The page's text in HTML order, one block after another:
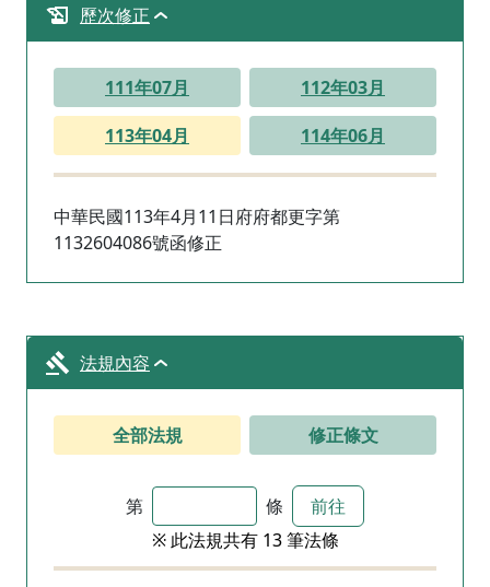
歷次修正
111年07月
112年03月
113年04月
114年06月
中華民國113年4月11日府府都更字第
1132604086號函修正
法規內容
全部法規 修正條文
第 條
前往
※ 此法規共有 13 筆法條